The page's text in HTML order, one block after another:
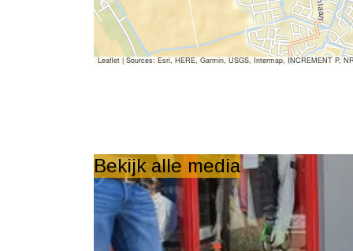
Leaflet|Sources: Esri, HERE, Garmin, USGS, Intermap, INCREMENT P,
Bekijk alle media